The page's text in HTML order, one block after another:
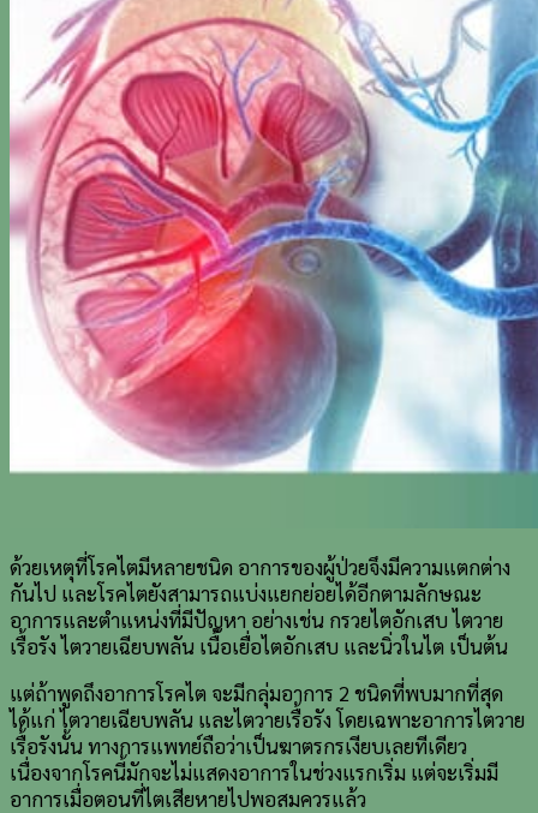
ด้วยเหตุที่โรคไตมีหลายชนิด อาการของผู้ป่วยจึงมีความแตกต่าง
กันไป และโรคไตยังสามารถแบ่งแยกย่อยได้อีกตามลักษณะ
อาการและตำแหน่งที่มีปัญหา อย่างเช่น กรวยไตอักเสบ ไตวาย
เรื้อรัง ไตวายเฉียบพลัน เนื้อเยื่อไตอักเสบ และนิ่วในไต เป็นต้น
แต่ถ้าพูดถึงอาการโรคไต จะมีกลุ่มอาการ 2 ชนิดที่พบมากที่สุด
ได้แก่ ไตวายเฉียบพลัน และไตวายเรื้อรัง โดยเฉพาะอาการไตวาย
เรื้อรังนั้น ทางการแพทย์ถือว่าเป็นฆาตรกรเงียบเลยทีเดียว
เนื่องจากโรคนี้มักจะไม่แสดงอาการในช่วงแรกเริ่ม แต่จะเริ่มมี
อาการเมื่อตอนที่ไตเสียหายไปพอสมควรแล้ว